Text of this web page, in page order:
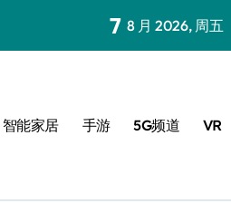
7 8 月 2026, 周五
智能家居 手游 5G频道 VR